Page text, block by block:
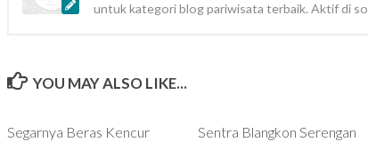
untuk kategori blog pariwisata terbaik. Aktif di
YOU MAY ALSO LIKE...
Segarnya Beras Kencur
Sentra Blangkon Serengan